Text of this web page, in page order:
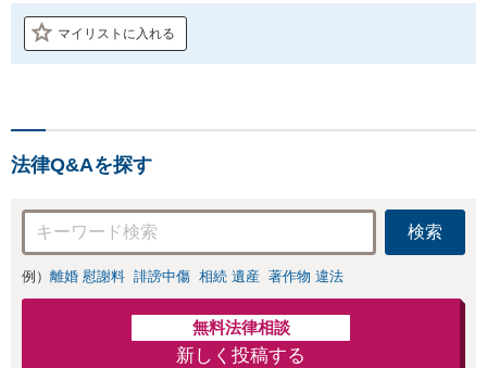
マイリストに入れる
法律Q&Aを探す
検索
例） 離婚 慰謝料 誹謗中傷 相続 遺産 著作物 違法
無料法律相談
新しく投稿する